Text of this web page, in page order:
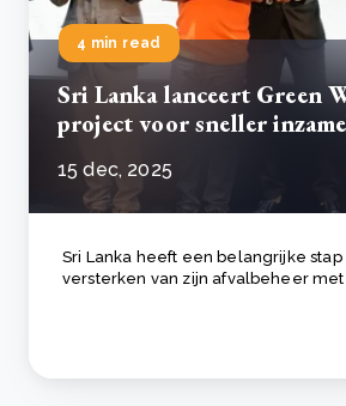
4 min read
Sri Lanka lanceert Green
project voor sneller
15 dec, 2025
Sri Lanka heeft een belangrijke
versterken van zijn afvalbeheer